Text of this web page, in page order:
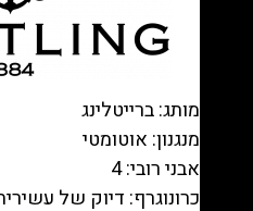
מק"ט
9880397
מותג: ברייטלינג
מנגנון: אוטומטי
אבני רובי: 4